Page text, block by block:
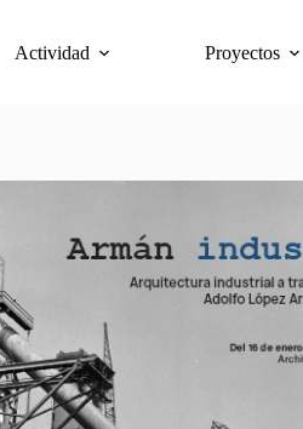
Actividad Proyectos